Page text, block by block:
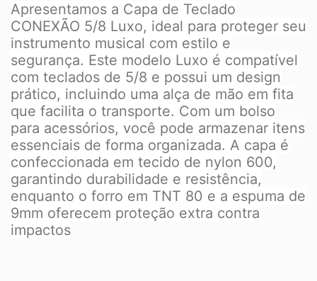
Apresentamos a Capa de Teclado
CONEXÃO 5/8 Luxo, ideal para proteger seu
instrumento musical com estilo e
segurança. Este modelo Luxo é compatível
com teclados de 5/8 e possui um design
prático, incluindo uma alça de mão em fita
que facilita o transporte. Com um bolso
para acessórios, você pode armazenar itens
essenciais de forma organizada. A capa é
confeccionada em tecido de nylon 600,
garantindo durabilidade e resistência,
enquanto o forro em TNT 80 e a espuma de
9mm oferecem proteção extra contra
impactos